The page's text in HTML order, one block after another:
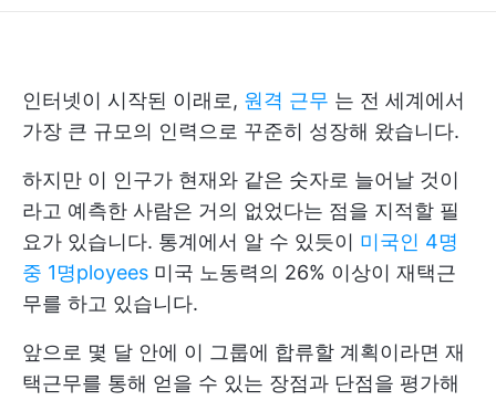
인터넷이 시작된 이래로, 원격 근무 는 전 세계에서
가장 큰 규모의 인력으로 꾸준히 성장해 왔습니다.
하지만 이 인구가 현재와 같은 숫자로 늘어날 것이
라고 예측한 사람은 거의 없었다는 점을 지적할 필
요가 있습니다. 통계에서 알 수 있듯이 미국인 4명
중 1명ployees 미국 노동력의 26% 이상이 재택근
무를 하고 있습니다.
앞으로 몇 달 안에 이 그룹에 합류할 계획이라면 재
택근무를 통해 얻을 수 있는 장점과 단점을 평가해